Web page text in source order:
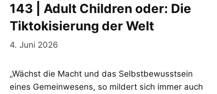
143 | Adult Children oder: Die
Tiktokisierung der Welt
4. Juni 2026
„Wächst die Macht und das Selbstbewusstsein
eines Gemeinwesens, so mildert sich immer auch